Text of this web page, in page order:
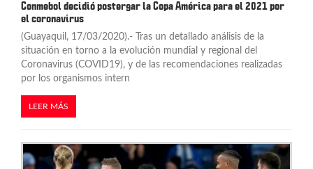
Conmebol decidió postergar la Copa América para el 2021 por
el coronavirus
(Guayaquil, 17/03/2020).- Tras un detallado análisis de la
situación en torno a la evolución mundial y regional del
Coronavirus (COVID19), y de las recomendaciones realizadas
por los organismos intern
LEER MÁS